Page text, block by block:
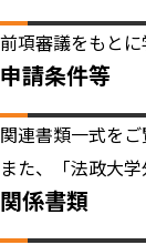
前項審議をもと
申請条件等
関連書類一式をご
また、「法政大
関係書類